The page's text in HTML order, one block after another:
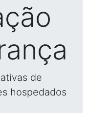
de
hospedados